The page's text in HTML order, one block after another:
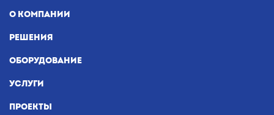
О КОМПАНИИ
РЕШЕНИЯ
ОБОРУДОВАНИЕ
УСЛУГИ
ПРОЕКТЫ